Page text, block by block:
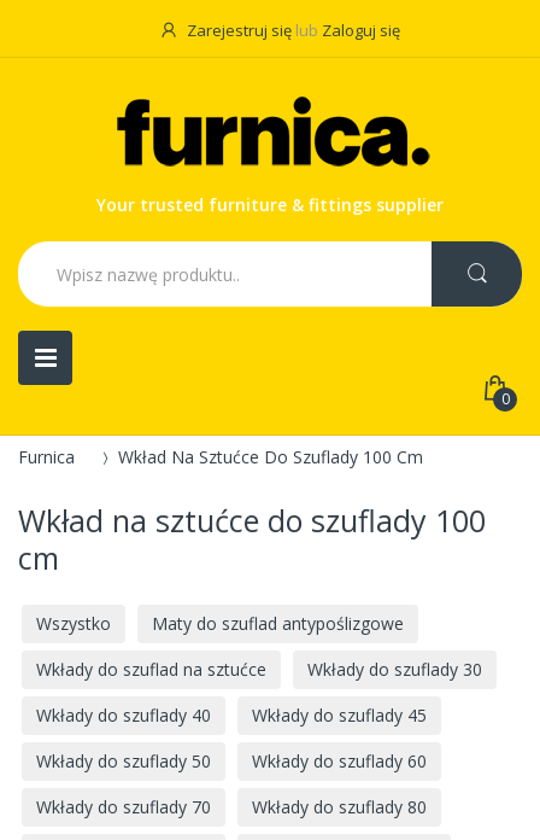
Zarejestruj się lub Zaloguj się
Your trusted furniture & fittings supplier
0
Furnica Wkład Na Sztućce Do Szuflady 100 Cm
Wkład na sztućce do szuflady 100
cm
Wszystko
Maty do szuflad antypoślizgowe
Wkłady do szuflad na sztućce
Wkłady do szuflady 30
Wkłady do szuflady 40
Wkłady do szuflady 45
Wkłady do szuflady 50
Wkłady do szuflady 60
Wkłady do szuflady 70
Wkłady do szuflady 80